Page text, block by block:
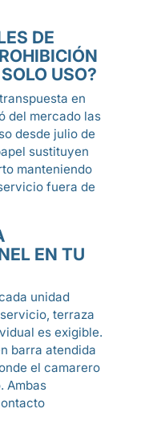
DE
USO?
en
del mercado las
desde julio de
sustituyen
manteniendo
fuera de
EN TU
unidad
terraza
es exigible.
barra atendida
el camarero
Ambas